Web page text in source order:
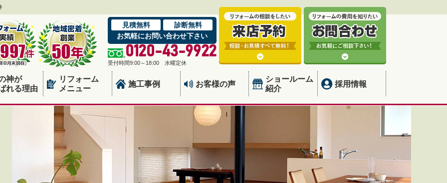
見積無料
診断無料
お気軽にお問い合わせ下さい
0120-43-9922
受付時間9:00～18:00 水曜定休
神が
れる理由
リフォーム
メニュー
施工事例 お客様の声
ショールーム
紹介
採用情報